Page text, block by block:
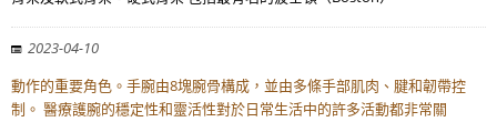
2023-04-10
動作的重要角色。手腕由8塊腕骨構成，並由多條手部肌肉、腱和韌帶控
制。 醫療護腕的穩定性和靈活性對於日常生活中的許多活動都非常關